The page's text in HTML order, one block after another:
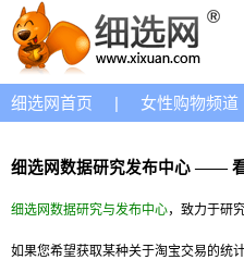
细选网首页 | 女性购物频道
细选网数据研究发布中心 ——
细选网数据研究与发布中心，致力于研
如果您希望获取某种关于淘宝交易的统